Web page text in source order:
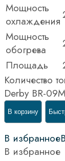
Мощность
охлаждения
Мощность
обогрева
Площадь
Количество
Derby BR-
В корзину
В избранное
В избранное